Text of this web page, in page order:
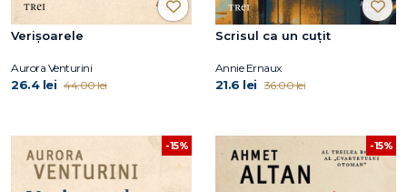
Verișoarele
Aurora Venturini
26.4 lei 44.00 lei
Scrisul ca un cuțit
Annie Ernaux
21.6 lei 36.00 lei
-15% -15%